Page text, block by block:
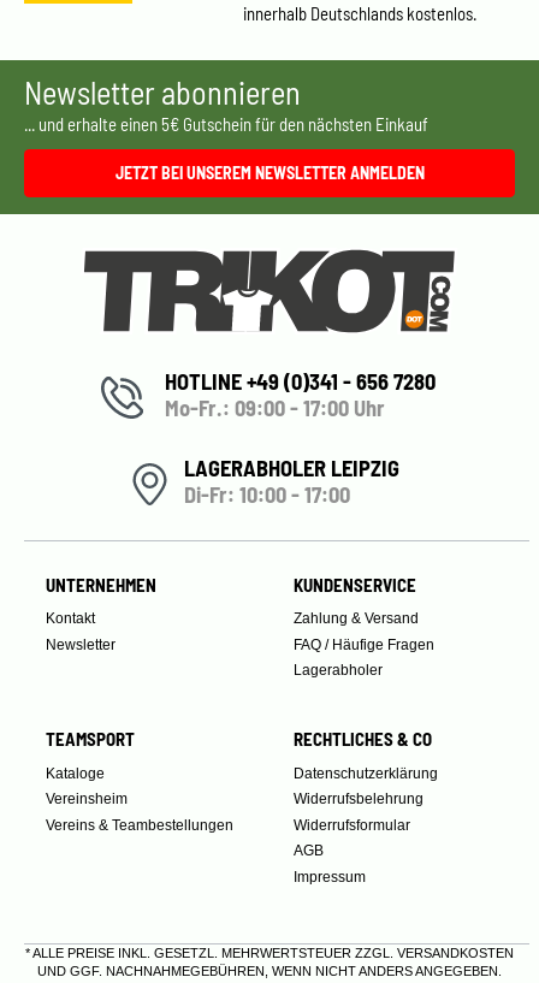
innerhalb Deutschlands kostenlos.
Newsletter abonnieren
... und erhalte einen 5€ Gutschein für den nächsten Einkauf
JETZT BEI UNSEREM NEWSLETTER ANMELDEN
HOTLINE +49 (0)341 - 656 7280
Mo-Fr.: 09:00 - 17:00 Uhr
LAGERABHOLER LEIPZIG
Di-Fr: 10:00 - 17:00
UNTERNEHMEN
Kontakt
Newsletter
KUNDENSERVICE
Zahlung & Versand
FAQ / Häufige Fragen
Lagerabholer
TEAMSPORT
Kataloge
Vereinsheim
Vereins & Teambestellungen
RECHTLICHES & CO
Datenschutzerklärung
Widerrufsbelehrung
Widerrufsformular
AGB
Impressum
* ALLE PREISE INKL. GESETZL. MEHRWERTSTEUER ZZGL. VERSANDKOSTEN
UND GGF. NACHNAHMEGEBÜHREN, WENN NICHT ANDERS ANGEGEBEN.